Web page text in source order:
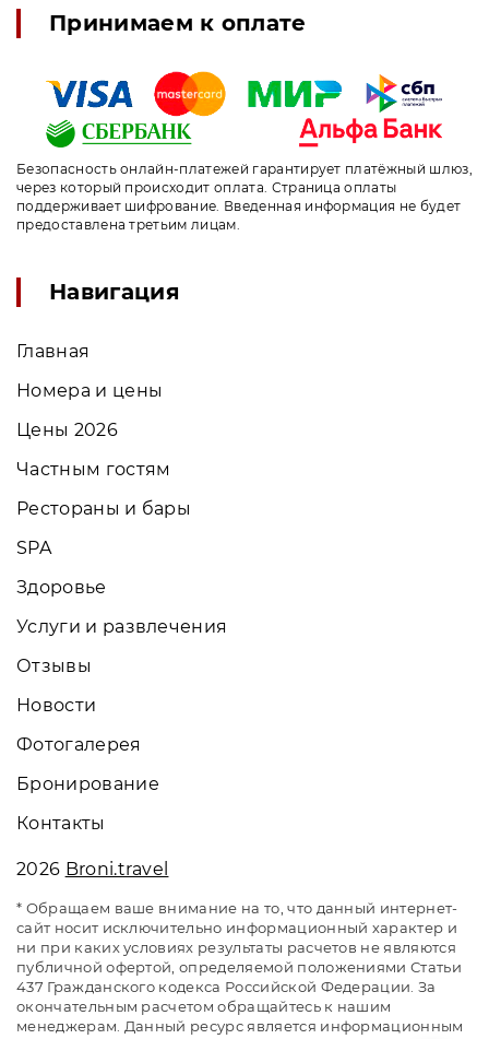
Принимаем к оплате
Безопасность онлайн-платежей гарантирует платёжный шлюз,
через который происходит оплата. Страница оплаты
поддерживает шифрование. Введенная информация не будет
предоставлена третьим лицам.
Навигация
Главная
Номера и цены
Цены 2026
Частным гостям
Рестораны и бары
SPA
Здоровье
Услуги и развлечения
Отзывы
Новости
Фотогалерея
Бронирование
Контакты
2026 Broni.travel
* Обращаем ваше внимание на то, что данный интернет-
сайт носит исключительно информационный характер и
ни при каких условиях результаты расчетов не являются
публичной офертой, определяемой положениями Статьи
437 Гражданского кодекса Российской Федерации. За
окончательным расчетом обращайтесь к нашим
менеджерам. Данный ресурс является информационным